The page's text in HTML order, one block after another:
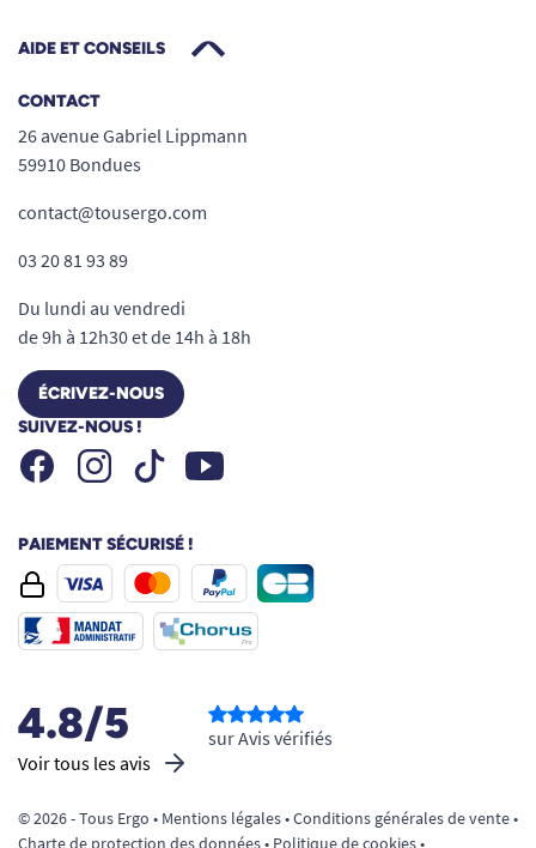
AIDE ET CONSEILS
CONTACT
26 avenue Gabriel Lippmann
59910 Bondues
contact@tousergo.com
03 20 81 93 89
Du lundi au vendredi
de 9h à 12h30 et de 14h à 18h
ÉCRIVEZ-NOUS
SUIVEZ-NOUS !
FacebookInstagramTiktok Youtube
PAIEMENT SÉCURISÉ !
4.8/5
Voir tous les avis
sur Avis vérifiés
© 2026 - Tous Ergo • Mentions légales•Conditions générales de vente•
Charte de protection des données• Politique de cookies•